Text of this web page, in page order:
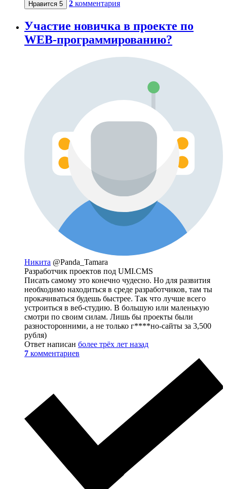
Нравится 5 2 комментария
Участие новичка в проекте по
WEB-программированию?
Никита @Panda_Tamara
Разработчик проектов под UMI.CMS
Писать самому это конечно чудесно. Но для развития
необходимо находиться в среде разработчиков, там ты
прокачиваться будешь быстрее. Так что лучше всего
устроиться в веб-студию. В большую или маленькую
смотри по своим силам. Лишь бы проекты были
разносторонними, а не только г****но-сайты за 3,500
рубля)
Ответ написан более трёх лет назад
7 комментариев